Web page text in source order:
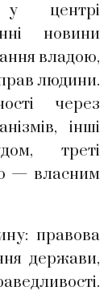
у центрі
новини
владою,
людини.
через
інші
треті
— власним
правова
держави,